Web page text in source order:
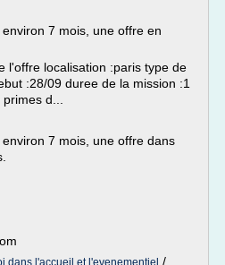
7 mois, une offre en
l'offre localisation :paris type de
:28/09 duree de la mission :1
d...
7 mois, une offre dans
dans l'accueil et l'evenementiel /